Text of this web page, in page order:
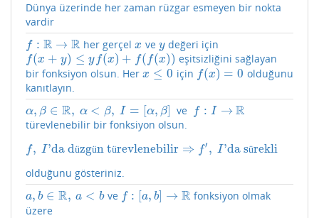
Dünya üzerinde her zaman rüzgar esmeyen bir nokta
vardir
f : R → R
f:R→R her gerçelx
x ve y
ydeğeri için
f(x + y) ≤ y f(x) + f( f(x))
f(x+y )≤yf(x +f f(x))
eşitsizliğini sağlayan
bir fonksiyon olsun. Her x ≤ 0
x≤ 0 için f(x) = 0
f(x)=0
olduğunu
kanıtlayın.
α, β ∈ R, α < β, I = [α, β]
α,β∈ R, α<β , I=[α β] ve f : I → R
f:I →R
türevlenebilir bir fonksiyon olsun.
f, I'da düzgün türevlenebilir ⇒ f′ , I'da sürekli
f, I'da düzgün türevlenebilir ⇒f I'da sürekli
olduğunu gösteriniz.
a, b ∈ R, a < b
a,b∈R a< b ve f : [a, b] → R
f:[ a b]→R
fonksiyon olmak
üzere